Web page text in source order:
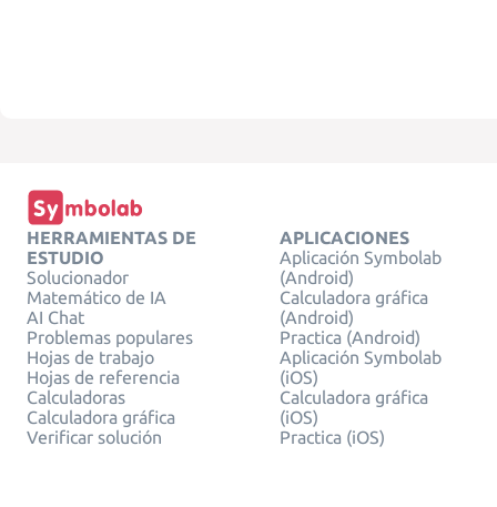
HERRAMIENTAS DE
ESTUDIO
Solucionador
Matemático de IA
AI Chat
Problemas populares
Hojas de trabajo
Hojas de referencia
Calculadoras
Calculadora gráfica
Verificar solución
APLICACIONES
Aplicación Symbolab
(Android)
Calculadora gráfica
(Android)
Practica (Android)
Aplicación Symbolab
(iOS)
Calculadora gráfica
(iOS)
Practica (iOS)